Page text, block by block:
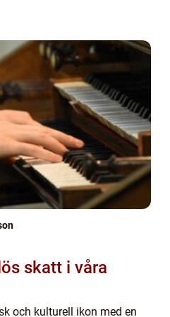
skatt i våra
och kulturell ikon med en